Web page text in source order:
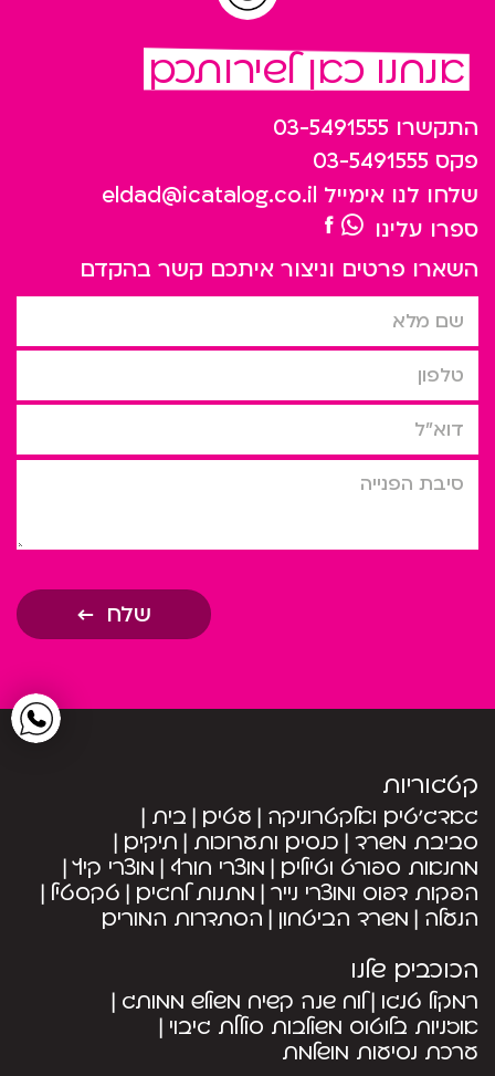
אנחנו כאן לשירותכם
התקשרו 03-5491555
פקס 03-5491555
שלחו לנו אימייל eldad@icatalog.co.il
ספרו עלינו
השארו פרטים וניצור איתכם קשר בהקדם
שם מלא
טלפון
דוא”ל
סיבת הפניה
שלח
קטגוריות
גאדג’טים ואלקטרוניקה עטים בית
סביבת משרד כנסים ותערוכות תיקים
מחנאות ספורט וטיולים מוצרי חורף מוצרי קיץ
הפקות דפוס ומוצרי נייר מתנות לחגים טקסטיל
הנעלה משרד הביטחון הסתדרות המורים
הכוכבים שלנו
רמקול טנגו לוח שנה קשיח משולש ממותג
אוזניות בלוטוס משולבות סוללת גיבוי
ערכת נסיעות מושלמת